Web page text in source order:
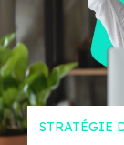
STRATÉGIE